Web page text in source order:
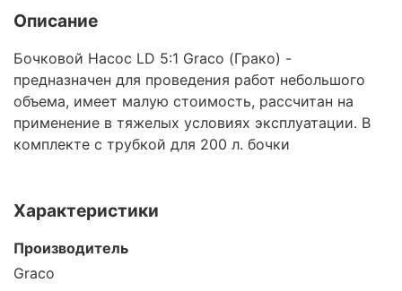
Описание
Бочковой Насос LD 5:1 Graco (Грако) -
предназначен для проведения работ небольшого
объема, имеет малую стоимость, рассчитан на
применение в тяжелых условиях эксплуатации. В
комплекте с трубкой для 200 л. бочки
Характеристики
Производитель
Graco